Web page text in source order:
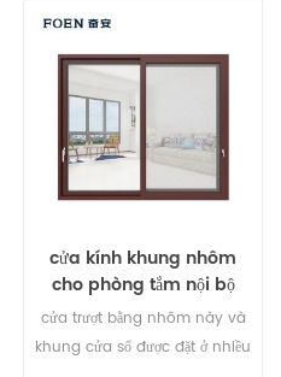
vời. các loại cửa khác nhau để
đáp ứng nhu cầu kiến ​​trúc
cửa kính khung nhôm
cho phòng tắm nội bộ
cửa trượt bằng nhôm này và
khung cửa sổ được đặt ở nhiều